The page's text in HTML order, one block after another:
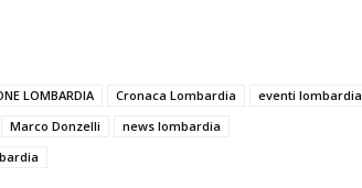
LOMBARDIA Cronaca Lombardia
eventi lombardia
Marco Donzelli
news lombardia